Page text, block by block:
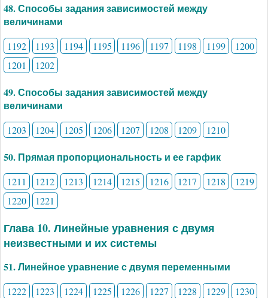
48. Способы задания зависимостей между
величинами
1192 1193 1194 1195 1196 1197 1198 1199
1200
1201
1202
49. Способы задания зависимостей между
величинами
1203 1204 1205 1206 1207 1208 1209 1210
50. Прямая пропорциональность и ее гарфик
1211 1212 1213 1214 1215 1216 1217 1218
1219
1220
1221
Глава 10. Линейные уравнения с двумя
неизвестными и их системы
51. Линейное уравнение с двумя переменными
1222 1223 1224 1225 1226 1227 1228 1229
1230